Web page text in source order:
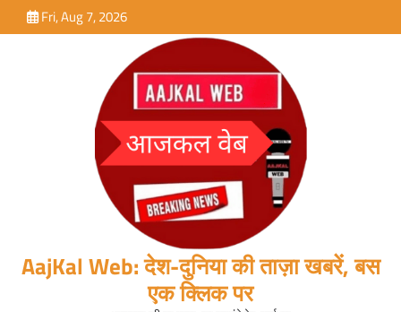
to
Fri, Aug 7, 2026
AajKal Web: देश-दुनिया की ताज़ा खबरें, बस
एक क्लिक पर